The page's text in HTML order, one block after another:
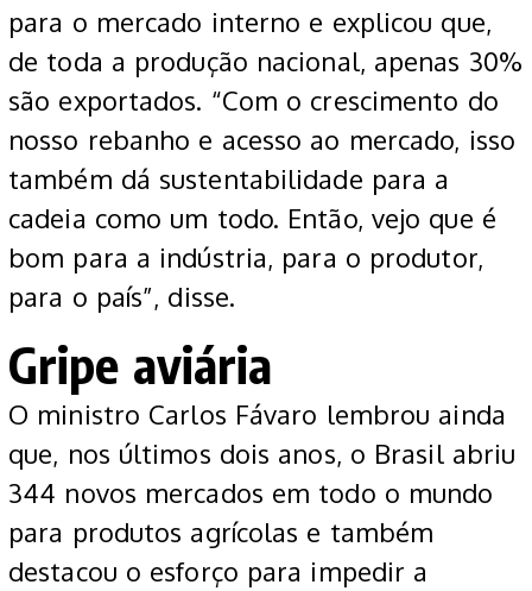
para o mercado interno e explicou que,
de toda a produção nacional, apenas 30%
são exportados. “Com o crescimento do
nosso rebanho e acesso ao mercado, isso
também dá sustentabilidade para a
cadeia como um todo. Então, vejo que é
bom para a indústria, para o produtor,
para o país”, disse.
Gripe aviária
O ministro Carlos Fávaro lembrou ainda
que, nos últimos dois anos, o Brasil abriu
344 novos mercados em todo o mundo
para produtos agrícolas e também
destacou o esforço para impedir a